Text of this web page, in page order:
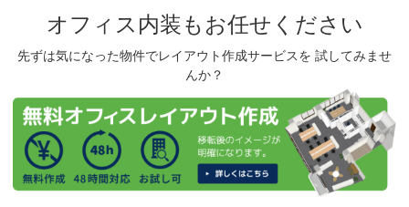
オフィス内装もお任せください
先ずは気になった物件でレイアウト作成サービスを 試してみませ
んか？